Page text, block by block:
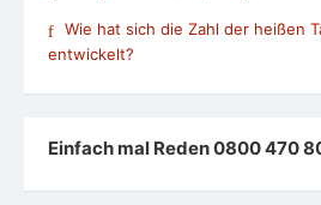
Wie hat sich die Zahl der heißen
entwickelt?
Einfach mal Reden 0800 470